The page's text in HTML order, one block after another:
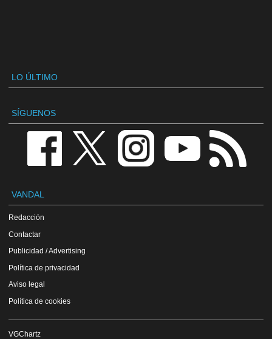
LO ÚLTIMO
SÍGUENOS
VANDAL
Redacción
Contactar
Publicidad / Advertising
Política de privacidad
Aviso legal
Política de cookies
VGChartz